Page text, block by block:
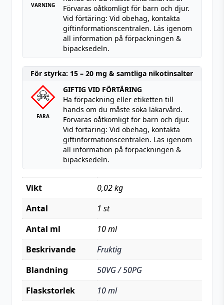
VARNING
Förvaras oåtkomligt för barn och djur.
Vid förtäring: Vid obehag, kontakta
giftinformationscentralen. Läs igenom
all information på förpackningen &
bipacksedeln.
För styrka: 15 – 20 mg & samtliga nikotinsalter
FARA
GIFTIG VID FÖRTÄRING
Ha förpackning eller etiketten till
hands om du måste söka läkarvård.
Förvaras oåtkomligt för barn och djur.
Vid förtäring: Vid obehag, kontakta
giftinformationscentralen. Läs igenom
all information på förpackningen &
bipacksedeln.
Vikt
0,02 kg
Antal
1 st
Antal ml
10 ml
Beskrivande
Fruktig
Blandning
50VG / 50PG
Flaskstorlek
10 ml